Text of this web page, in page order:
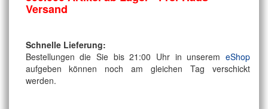
Versand
Schnelle Lieferung:
Bestellungen die Sie bis 21:00 Uhr in unserem eShop
aufgeben können noch am gleichen Tag verschickt
werden.